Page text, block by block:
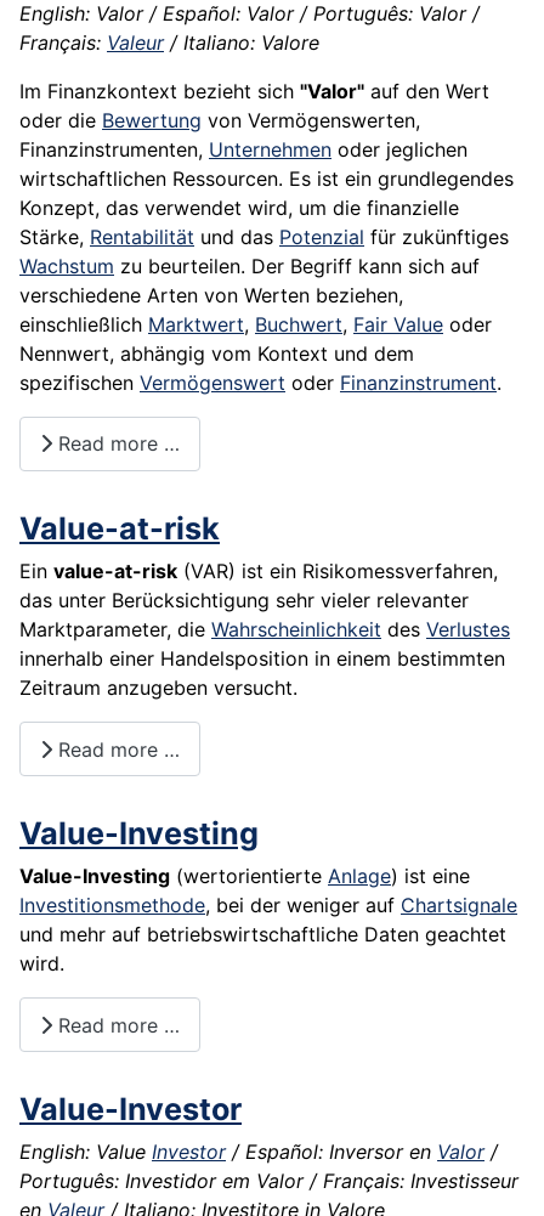
English: Valor / Español: Valor / Português: Valor /
Français: Valeur/ Italiano: Valore
Im Finanzkontext bezieht sich "Valor" auf den Wert
oder die Bewertung von Vermögenswerten,
Finanzinstrumenten, Unternehmen oder jeglichen
wirtschaftlichen Ressourcen. Es ist ein grundlegendes
Konzept, das verwendet wird, um die finanzielle
Stärke, Rentabilität und das Potenzial für zukünftiges
Wachstum zu beurteilen. Der Begriff kann sich auf
verschiedene Arten von Werten beziehen,
einschließlich Marktwert, Buchwert, Fair Value oder
Nennwert, abhängig vom Kontext und dem
spezifischen Vermögenswert oder Finanzinstrument.
Read more …
Value-at-risk
Ein value-at-risk (VAR) ist ein Risikomessverfahren,
das unter Berücksichtigung sehr vieler relevanter
Marktparameter, die Wahrscheinlichkeit des Verlustes
innerhalb einer Handelsposition in einem bestimmten
Zeitraum anzugeben versucht.
Read more …
Value-Investing
Value-Investing (wertorientierte Anlage) ist eine
Investitionsmethode, bei der weniger auf Chartsignale
und mehr auf betriebswirtschaftliche Daten geachtet
wird.
Read more …
Value-Investor
English: Value Investor/ Español: Inversor en Valor/
Português: Investidor em Valor / Français: Investisseur
en Valeur/ Italiano: Investitore in Valore